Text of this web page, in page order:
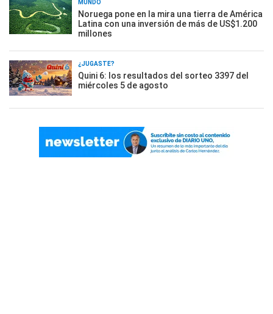
MUNDO
Noruega pone en la mira una tierra de América
Latina con una inversión de más de US$1.200
millones
¿JUGASTE?
Quini 6: los resultados del sorteo 3397 del
miércoles 5 de agosto